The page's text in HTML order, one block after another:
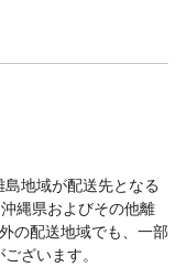
地域が配送先となる
縄県およびその他離
の配送地域でも、一部
ざいます。